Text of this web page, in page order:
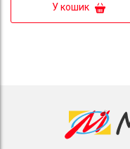
У кошик